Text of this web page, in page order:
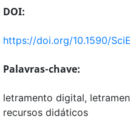
DOI:
https://doi.org/10.1590/
Palavras-chave:
letramento digital,
recursos didáticos